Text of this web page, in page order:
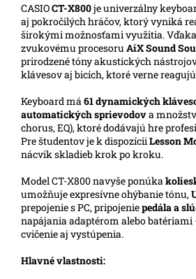
CASIOCT-X800je univerzálny
aj pokročilých hráčov, ktorý vyniká
širokými možnosťami využitia.
zvukovému procesoru AiX Sound
prirodzené tóny akustických
klávesov aj bicích, ktoré verne
Keyboard má61 dynamických
automatických sprievodova
chorus, EQ), ktoré dodávajú hre
Pre študentov je k dispozíciiLesson
nácvik skladieb krok po kroku.
Model CT-X800 navyše ponúka
umožňuje expresívne ohýbanie tónu,
prepojenie s PC, pripojeniepedála a
napájania adaptérom alebo batériami
cvičenie aj vystúpenia.
Hlavné vlastnosti: